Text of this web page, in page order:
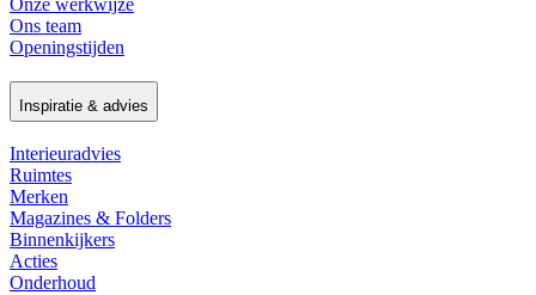
Ons team
Openingstijden
Inspiratie & advies
Interieuradvies
Ruimtes
Merken
Magazines & Folders
Binnenkijkers
Acties
Onderhoud